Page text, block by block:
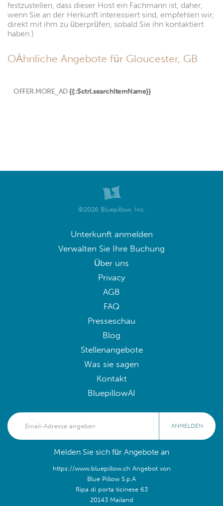
festzustellen, dass dieser Host ein Fachmann ist, daher,
wenn Sie an der Herkunft interessiert sind, empfehlen wir,
direkt mit ihm zu überprüfen, sobald Sie ihn kontaktiert
haben.)
OÄhnliche Angebote für Gloucester, GB
OFFER.MORE_AD {{::$ctrl.searchItemName}}
©2026 Bluepillow, Inc.
Unterkunft anmelden
Verwalten Sie Ihre Buchung
Über uns
Privacy
AGB
FAQ
Presseschau
Blog
Stellenangebote
Was sie sagen
Kontakt
BluepillowAI
ANMELDEN
Melden Sie sich für Angebote an
https://www.bluepillow.ch Angebot von
Blue Pillow S.p.A
Ripa di porta ticinese 63
20143 Mailand